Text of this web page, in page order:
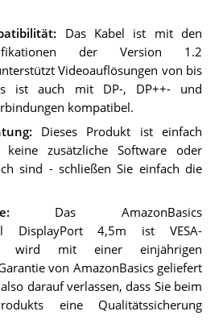
: Das Kabel ist mit den
der Version 1.2
Videoauflösungen von bis
ist auch mit DP-, DP++- und
kompatibel.
: Dieses Produkt ist einfach
keine zusätzliche Software oder
sind - schließen Sie einfach die
: Das AmazonBasics
DisplayPort 4,5m ist VESA-
wird mit einer einjährigen
von AmazonBasics geliefert
darauf verlassen, dass Sie beim
eine Qualitätssicherung